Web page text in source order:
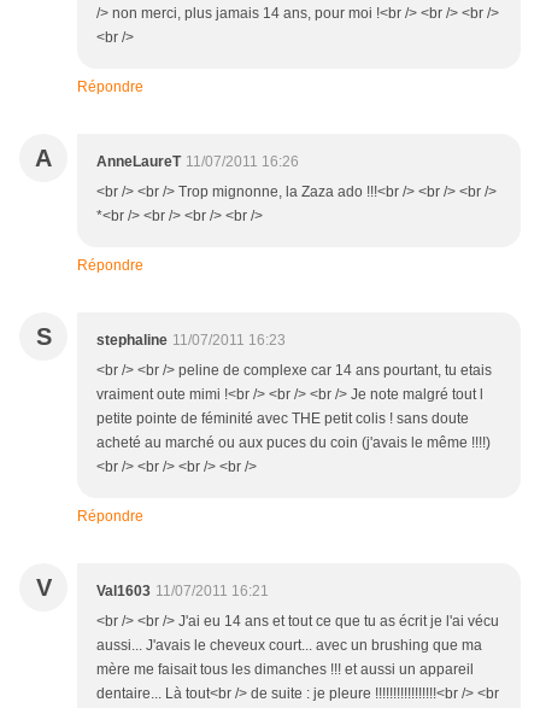
/> non merci, plus jamais 14 ans, pour moi !<br /> <br /> <br />
<br />
Répondre
A AnneLaureT 11/07/2011 16:26
<br /> <br /> Trop mignonne, la Zaza ado !!!<br /> <br /> <br />
*<br /> <br /> <br /> <br />
Répondre
S stephaline 11/07/2011 16:23
<br /> <br /> peline de complexe car 14 ans pourtant, tu etais
vraiment oute mimi !<br /> <br /> <br /> Je note malgré tout l
petite pointe de féminité avec THE petit colis ! sans doute
acheté au marché ou aux puces du coin (j'avais le même !!!!)
<br /> <br /> <br /> <br />
Répondre
V Val1603 11/07/2011 16:21
<br /> <br /> J'ai eu 14 ans et tout ce que tu as écrit je l'ai vécu
aussi... J'avais le cheveux court... avec un brushing que ma
mère me faisait tous les dimanches !!! et aussi un appareil
dentaire... Là tout<br /> de suite : je pleure !!!!!!!!!!!!!!!!!<br /> <br